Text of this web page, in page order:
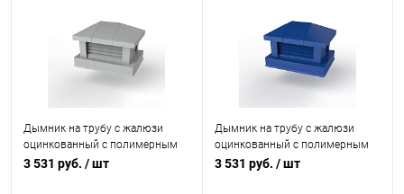
Дымник на трубу с жалюзи
оцинкованный с полимерным
покрытием до 1600мм RAL
3 531 руб. / шт
Дымник на трубу с жалюзи
оцинкованный с полимерным
покрытием до 1600мм RAL
3 531 руб. / шт